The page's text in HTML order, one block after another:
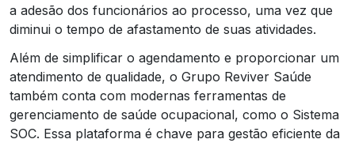
a adesão dos funcionários ao processo, uma vez que
diminui o tempo de afastamento de suas atividades.
Além de simplificar o agendamento e proporcionar um
atendimento de qualidade, o Grupo Reviver Saúde
também conta com modernas ferramentas de
gerenciamento de saúde ocupacional, como o Sistema
SOC. Essa plataforma é chave para gestão eficiente da